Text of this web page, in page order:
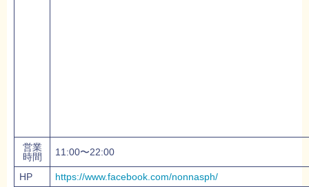
営業
時間
11:00〜22:00
HP https://www.facebook.com/nonnasph/